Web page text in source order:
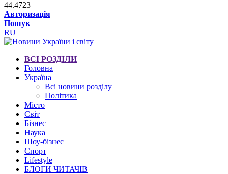
44.4723
Авторизація
Пошук
RU
ВСІ РОЗДІЛИ
Головна
Україна
Всі новини розділу
Політика
Місто
Світ
Бізнес
Наука
Шоу-бізнес
Спорт
Lifestyle
БЛОГИ ЧИТАЧІВ